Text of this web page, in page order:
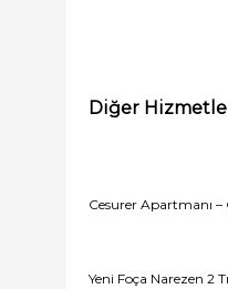
Diğer
Cesurer Apartmanı –
Yeni Foça Narezen 2